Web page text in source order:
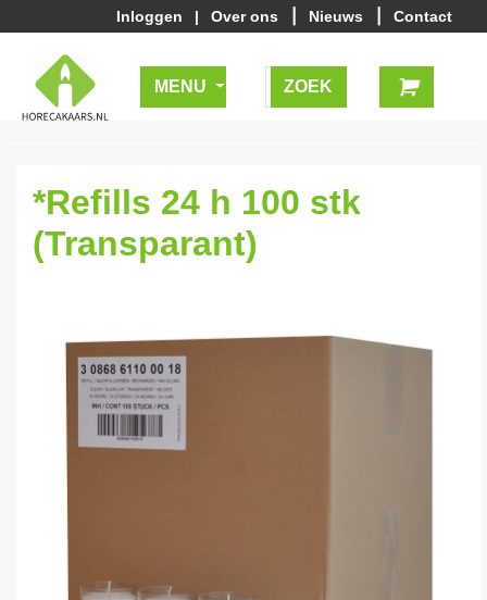
Inloggen | Over ons Nieuws Contact
MENU
*Refills 24 h 100 stk
(Transparant)